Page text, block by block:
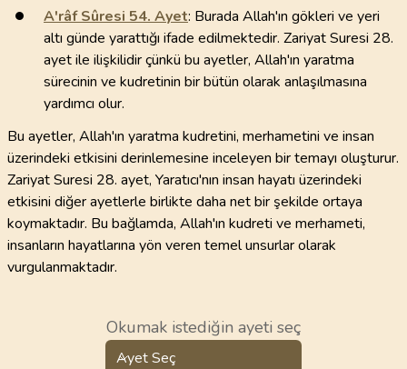
A'râf Sûresi 54. Ayet: Burada Allah'ın gökleri ve yeri
altı günde yarattığı ifade edilmektedir. Zariyat Suresi 28.
ayet ile ilişkilidir çünkü bu ayetler, Allah'ın yaratma
sürecinin ve kudretinin bir bütün olarak anlaşılmasına
yardımcı olur.
Bu ayetler, Allah'ın yaratma kudretini, merhametini ve insan
üzerindeki etkisini derinlemesine inceleyen bir temayı oluşturur.
Zariyat Suresi 28. ayet, Yaratıcı'nın insan hayatı üzerindeki
etkisini diğer ayetlerle birlikte daha net bir şekilde ortaya
koymaktadır. Bu bağlamda, Allah'ın kudreti ve merhameti,
insanların hayatlarına yön veren temel unsurlar olarak
vurgulanmaktadır.
Okumak istediğin ayeti seç
Ayet Seç